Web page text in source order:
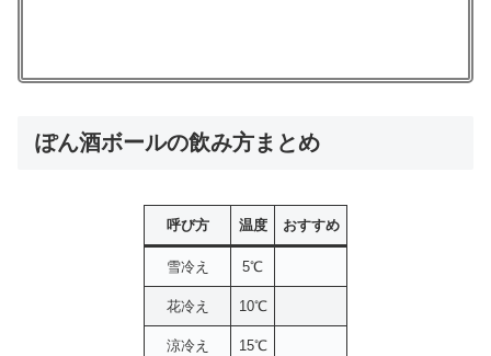
ぽん酒ボールの飲み方まとめ
呼び方 温度 おすすめ
雪冷え 5℃
花冷え 10℃
涼冷え 15℃